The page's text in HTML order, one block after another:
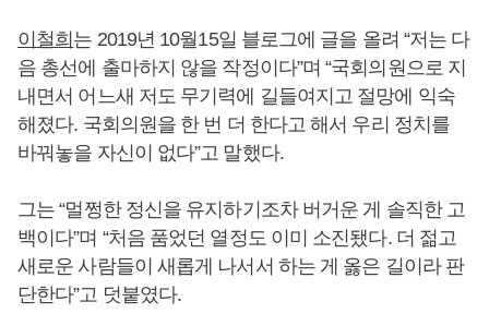
이철희 는 2019년 10월15일 블로그에 글을 올려 “저는 다
음 총선에 출마하지 않을 작정이다”며 “국회의원으로 지
내면서 어느새 저도 무기력에 길들여지고 절망에 익숙
해졌다. 국회의원을 한 번 더 한다고 해서 우리 정치를
바꿔놓을 자신이 없다”고 말했다.
그는 “멀쩡한 정신을 유지하기조차 버거운 게 솔직한 고
백이다”며 “처음 품었던 열정도 이미 소진됐다. 더 젊고
새로운 사람들이 새롭게 나서서 하는 게 옳은 길이라 판
단한다”고 덧붙였다.